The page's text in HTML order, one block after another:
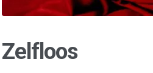
Zelfloos